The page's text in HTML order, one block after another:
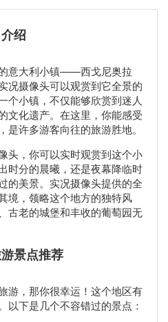
介绍
意大利小镇——西戈尼奥拉
况摄像头可以观赏到它全景的
个小镇，不仅能够欣赏到迷人
文化遗产。在这里，你能感受
许多游客向往的旅游胜地。
头，你可以实时观赏到这个小
时分的晨曦，还是夜幕降临时
的美景。实况摄像头提供的全
境，领略这个地方的独特风
古老的城堡和丰收的葡萄园无
景点推荐
游，那你很幸运！这个地区有
以下是几个不容错过的景点：